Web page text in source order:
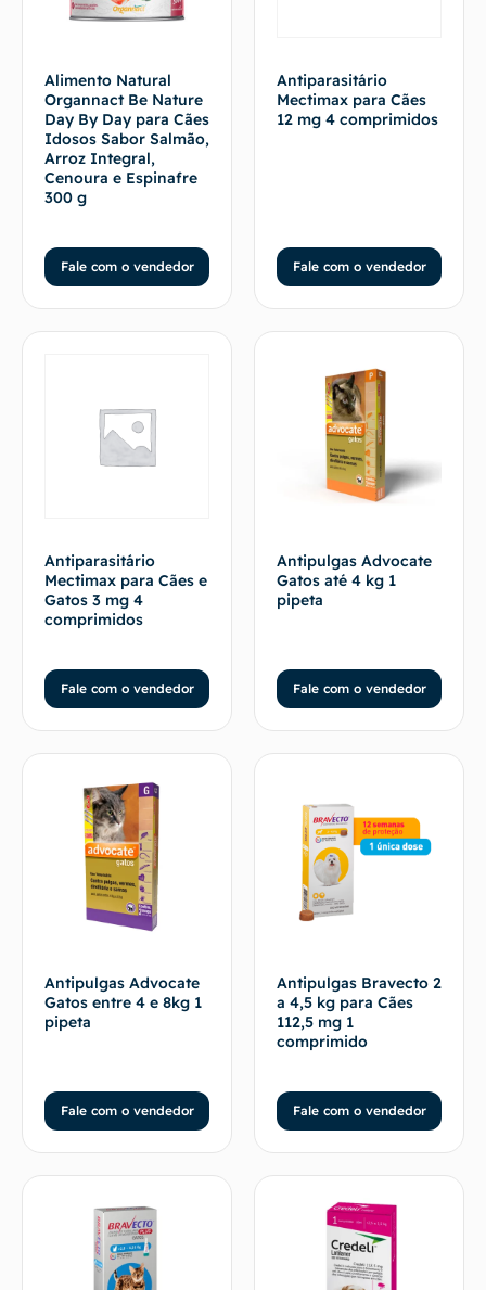
Alimento Natural
Organnact Be Nature
Day By Day para Cães
Idosos Sabor Salmão,
Arroz Integral,
Cenoura e Espinafre
300 g
Fale com o vendedor
Antiparasitário
Mectimax para Cães
12 mg 4 comprimidos
Fale com o vendedor
Antiparasitário
Mectimax para Cães e
Gatos 3 mg 4
comprimidos
Fale com o vendedor
Antipulgas Advocate
Gatos até 4 kg 1
pipeta
Fale com o vendedor
Antipulgas Advocate
Gatos entre 4 e 8kg 1
pipeta
Fale com o vendedor
Antipulgas Bravecto 2
a 4,5 kg para Cães
112,5 mg 1
comprimido
Fale com o vendedor